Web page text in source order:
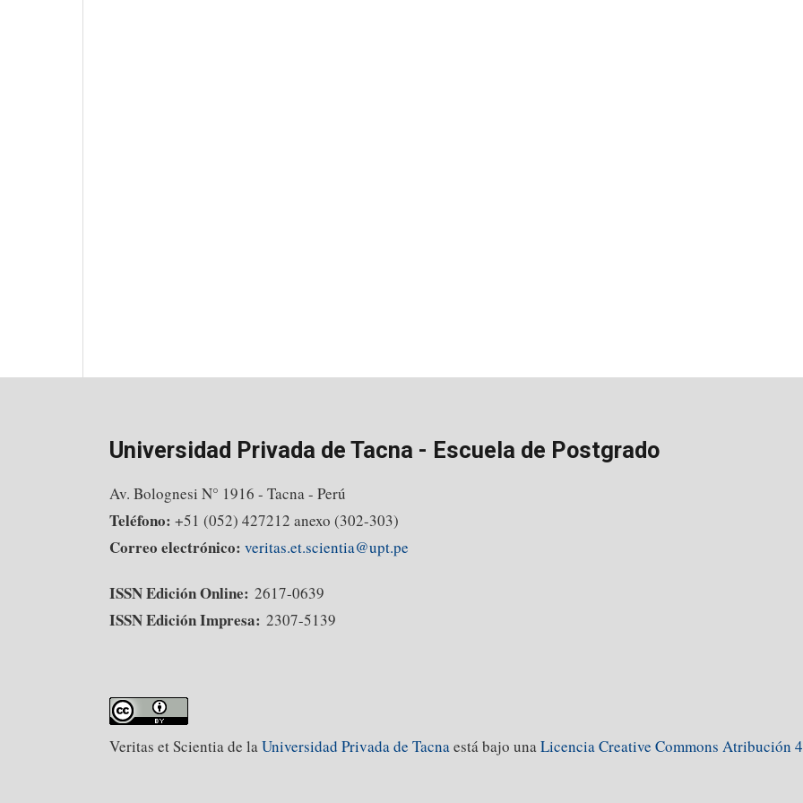
Universidad Privada de Tacna - Escuela de Postgrado
Av. Bolognesi N° 1916 - Tacna - Perú
Teléfono: +51 (052) 427212 anexo (302-303)
Correo electrónico: veritas.et.scientia@upt.pe
ISSN Edición Online: 2617-0639
ISSN Edición Impresa: 2307-5139
Veritas et Scientia de la Universidad Privada de Tacna está bajo una Licencia Creative Commons Atribución